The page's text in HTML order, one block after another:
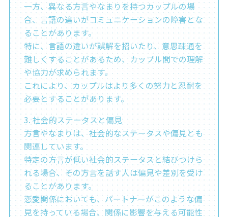
一方、異なる方言やなまりを持つカップルの場
合、言語の違いがコミュニケーションの障害とな
ることがあります。
特に、言語の違いが誤解を招いたり、意思疎通を
難しくすることがあるため、カップル間での理解
や協力が求められます。
これにより、カップルはより多くの努力と忍耐を
必要とすることがあります。
3. 社会的ステータスと偏見
方言やなまりは、社会的なステータスや偏見とも
関連しています。
特定の方言が低い社会的ステータスと結びつけら
れる場合、その方言を話す人は偏見や差別を受け
ることがあります。
恋愛関係においても、パートナーがこのような偏
見を持っている場合、関係に影響を与える可能性